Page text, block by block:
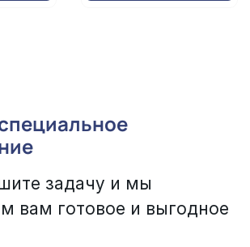
задачу и мы
вам готовое и выгодное